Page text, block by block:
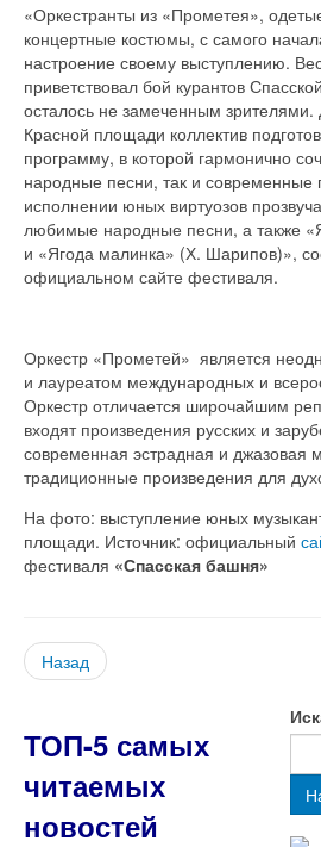
«Оркестранты из «Прометея»,
концертные костюмы, с самого
настроение своему выступлению.
приветствовал бой курантов
осталось не замеченным
Красной площади коллектив
программу, в которой гармонично
народные песни, так и современные
исполнении юных виртуозов
любимые народные песни, а также
и «Ягода малинка» (Х. Шарипов)»,
официальном сайте фестиваля.
Оркестр «Прометей» является
и лауреатом международных и
Оркестр отличается широчайшим
входят произведения русских и
современная эстрадная и джазовая
традиционные произведения для
На фото: выступление юных
площади. Источник: официальный
фестиваля «Спасская башня»
Назад
ТОП-5 самых
читаемых
новостей